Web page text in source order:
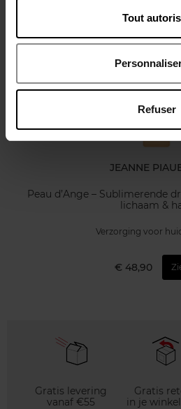
Tout
Refuser
Nog iets
JEANNE
Peau d’Ange – Sublimerende
lichaam &
Verzorging voor
€ 48,90
Gratis levering
vanaf €55
Gratis
in je